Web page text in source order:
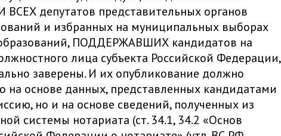
депутатов представительных органов
и избранных на муниципальных выборах
ПОДДЕРЖАВШИХ кандидатов на
лица субъекта Российской Федерации,
заверены. И их опубликование должно
на основе данных, представленных кандидатами
но и на основе сведений, полученных из
системы нотариата (ст. 34.1, 34.2 «Основ